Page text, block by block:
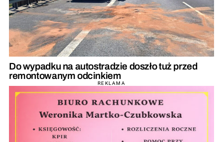
Do wypadku na autostradzie doszło tuż przed
remontowanym odcinkiem
REKLAMA